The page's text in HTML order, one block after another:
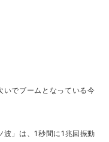
いでブームとなっている今
波」は、1秒間に1兆回振動